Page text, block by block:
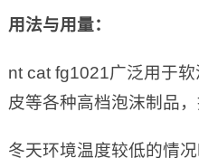
用法与用量：
nt cat fg1021广泛用于
皮等各种高档泡沫制品
冬天环境温度较低的情